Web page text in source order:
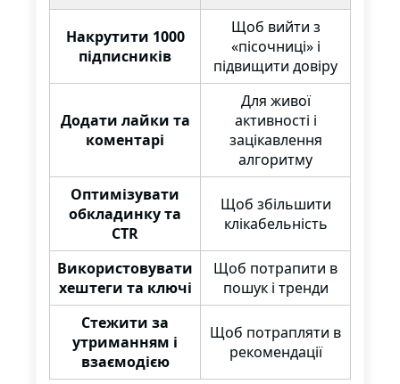
Накрутити 1000
підписників
Щоб вийти з
«пісочниці» і
підвищити довіру
Додати лайки та
коментарі
Для живої
активності і
зацікавлення
алгоритму
Оптимізувати
обкладинку та
CTR
Щоб збільшити
клікабельність
Використовувати
хештеги та ключі
Щоб потрапити в
пошук і тренди
Стежити за
утриманням і
взаємодією
Щоб потрапляти в
рекомендації